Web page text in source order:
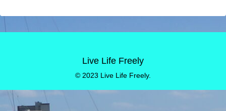
Live Life Freely
© 2023 Live Life Freely.